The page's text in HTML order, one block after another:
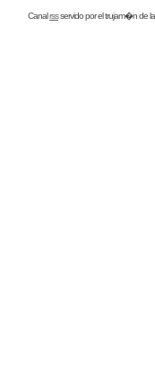
Canalrssservido por eltrujam�nde